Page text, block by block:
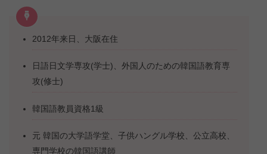
2012年来日、大阪在住
日語日文学専攻(学士)、外国人のための韓国語教育専
攻(修士)
韓国語教員資格1級
元 韓国の大学語学堂、子供ハングル学校、公立高校、
専門学校の韓国語講師